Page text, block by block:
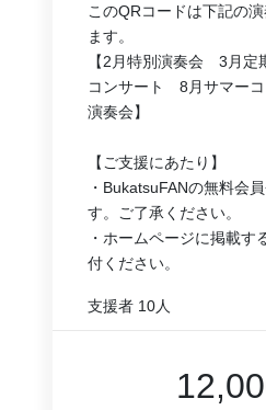
このQRコードは下記の
ます。
【2月特別演奏会　3月
コンサート　8月サマー
演奏会】
【ご支援にあたり】
・BukatsuFANの無料会
す。ご了承ください。
・ホームページに掲載す
付ください。
支援者 10人